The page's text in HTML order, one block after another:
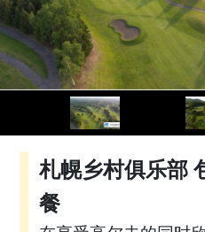
札幌乡村俱乐部
餐